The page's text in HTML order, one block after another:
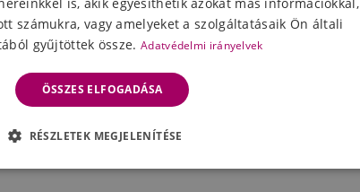
számukra, vagy amelyeket a szolgáltatásaik Ön általi
gyűjtöttek össze. Adatvédelmi irányelvek
ÖSSZES ELFOGADÁSA
RÉSZLETEK MEGJELENÍTÉSE